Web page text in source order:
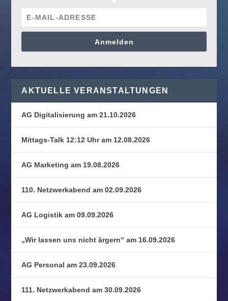
Anmelden
AKTUELLE VERANSTALTUNGEN
AG Digitalisierung am 21.10.2026
Mittags-Talk 12:12 Uhr am 12.08.2026
AG Marketing am 19.08.2026
110. Netzwerkabend am 02.09.2026
AG Logistik am 09.09.2026
„Wir lassen uns nicht ärgern“ am 16.09.2026
AG Personal am 23.09.2026
111. Netzwerkabend am 30.09.2026